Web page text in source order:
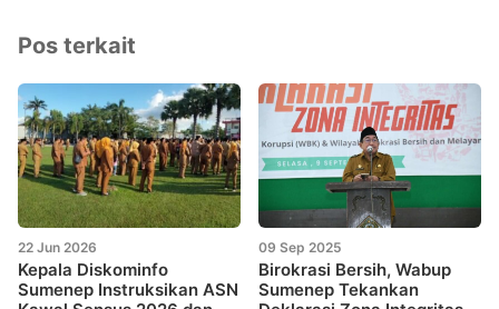
Pos terkait
22 Jun 2026
Kepala Diskominfo
Sumenep Instruksikan ASN
09 Sep 2025
Birokrasi Bersih, Wabup
Sumenep Tekankan